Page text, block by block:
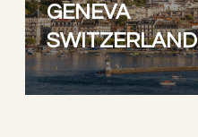
GENEVA
SWITZERLAND